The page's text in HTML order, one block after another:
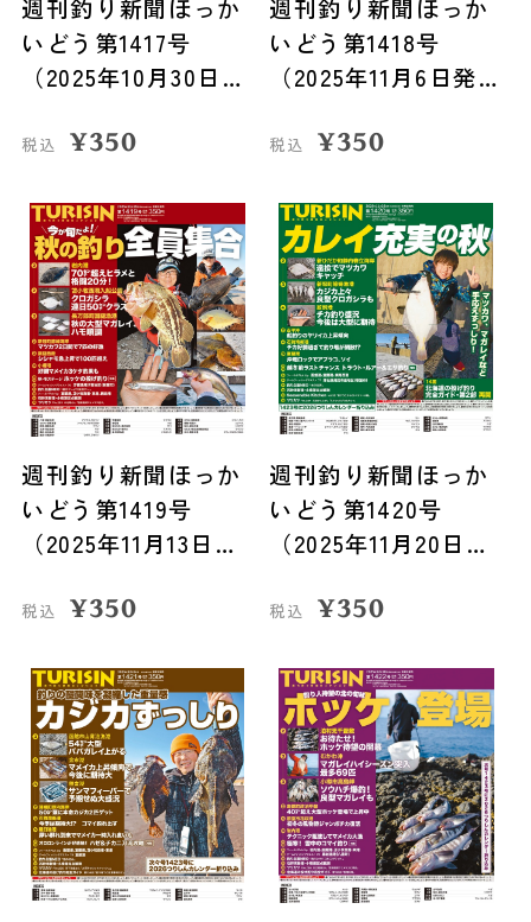
週刊釣り新聞ほっか
いどう第1417号
（2025年10月30日発
税込 ¥350
週刊釣り新聞ほっか
いどう第1418号
（2025年11月6日発
税込 ¥350
週刊釣り新聞ほっか
いどう第1419号
（2025年11月13日発
税込 ¥350
週刊釣り新聞ほっか
いどう第1420号
（2025年11月20日発
税込 ¥350